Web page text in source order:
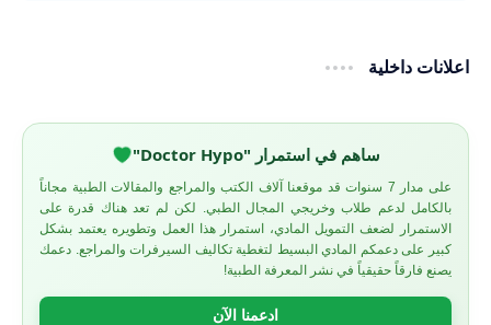
اعلانات داخلية
ساهم في استمرار "Doctor Hypo"
على مدار 7 سنوات قد موقعنا آلاف الكتب والمراجع والمقالات الطبية مجاناً
بالكامل لدعم طلاب وخريجي المجال الطبي. لكن لم تعد هناك قدرة على
الاستمرار لضعف التمويل المادي، استمرار هذا العمل وتطويره يعتمد بشكل
كبير على دعمكم المادي البسيط لتغطية تكاليف السيرفرات والمراجع. دعمك
يصنع فارقاً حقيقياً في نشر المعرفة الطبية!
ادعمنا الآن